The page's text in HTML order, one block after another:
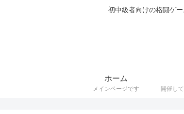
初中級者向けの格闘ゲ
ホーム
メインページです
開催し